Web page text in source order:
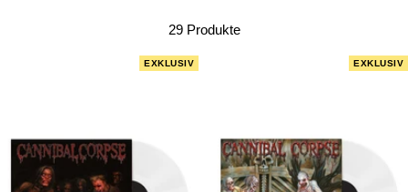
29 Produkte
EXKLUSIV EXKLUSIV